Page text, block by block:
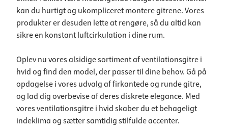
kan du hurtigt og ukompliceret montere gitrene. Vores
produkter er desuden lette at rengøre, så du altid kan
sikre en konstant luftcirkulation i dine rum.
Oplev nu vores alsidige sortiment af ventilationsgitre i
hvid og find den model, der passer til dine behov. Gå på
opdagelse i vores udvalg af firkantede og runde gitre,
og lad dig overbevise af deres diskrete elegance. Med
vores ventilationsgitre i hvid skaber du et behageligt
indeklima og sætter samtidig stilfulde accenter.